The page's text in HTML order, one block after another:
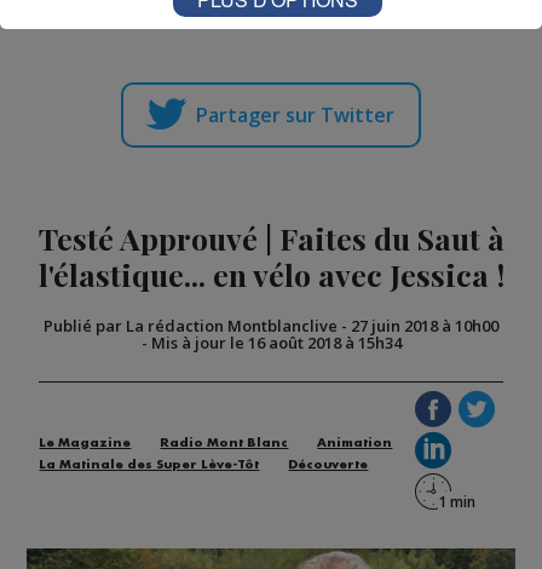
Partager sur Twitter
Testé Approuvé | Faites du Saut à
l'élastique... en vélo avec Jessica !
Publié par La rédaction Montblanclive - 27 juin 2018 à 10h00
- Mis à jour le 16 août 2018 à 15h34
Le Magazine Radio Mont Blanc
Animation
La Matinale des Super Lève-Tôt
Découverte